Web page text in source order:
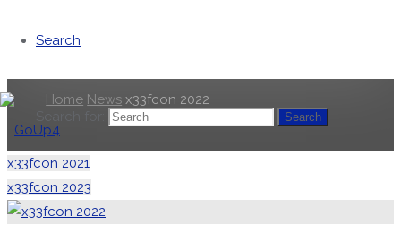
Search
Search
GoUp4
GoUp4
22/01/202201/09/2022
Home News x33fcon 2022
x33fcon 2021
x33fcon 2023